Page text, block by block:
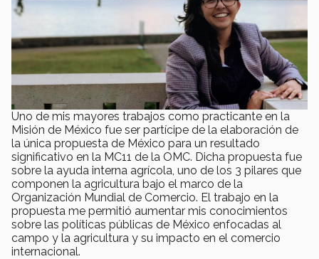
Uno de mis mayores trabajos como practicante en la
Misión de México fue ser partícipe de la elaboración de
la única propuesta de México para un resultado
significativo en la MC11 de la OMC. Dicha propuesta fue
sobre la ayuda interna agrícola, uno de los 3 pilares que
componen la agricultura bajo el marco de la
Organización Mundial de Comercio. El trabajo en la
propuesta me permitió aumentar mis conocimientos
sobre las políticas públicas de México enfocadas al
campo y la agricultura y su impacto en el comercio
internacional.